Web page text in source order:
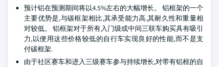
预计铝在预测期间将以4.5%左右的大幅增长。 铝框架的一个
主要优势是,与碳框架相比,其承受能力高,其耐久性和重量相
对较低。 铝框架对于所有入门级或中间三联车购买具有吸引
力,以便用这些价格较低的自行车实现良好的性能,而不是支
付碳框架.
由于社区赛车和进入三级赛车参与持续增长,对带有铝框的自